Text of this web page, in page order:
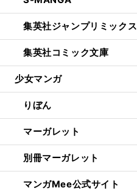
集英社ジャンプリミックス
集英社コミック文庫
少女マンガ
りぼん
マーガレット
別冊マーガレット
マンガMee公式サイト